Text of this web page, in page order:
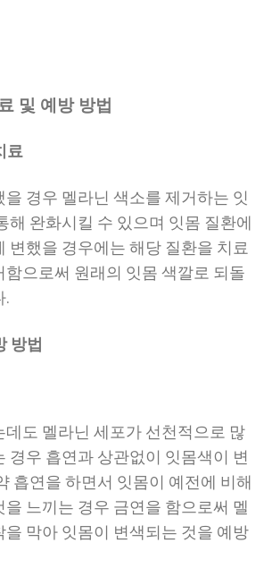
및 예방 방법
료
경우 멜라닌 색소를 제거하는 잇
해 완화시킬 수 있으며 잇몸 질환에
변했을 경우에는 해당 질환을 치료
함으로써 원래의 잇몸 색깔로 되돌
.
방법
데도 멜라닌 세포가 선천적으로 많
경우 흡연과 상관없이 잇몸색이 변
흡연을 하면서 잇몸이 예전에 비해
느끼는 경우 금연을 함으로써 멜
을 막아 잇몸이 변색되는 것을 예방